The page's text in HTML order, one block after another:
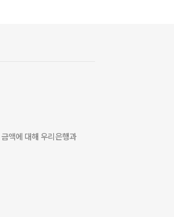
액에 대해 우리은행과